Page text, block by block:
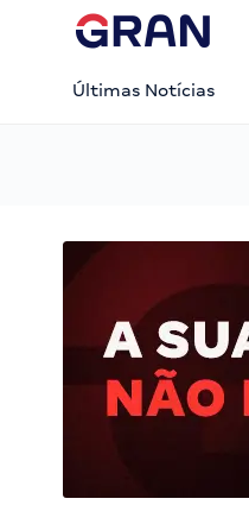
Últimas Notícias